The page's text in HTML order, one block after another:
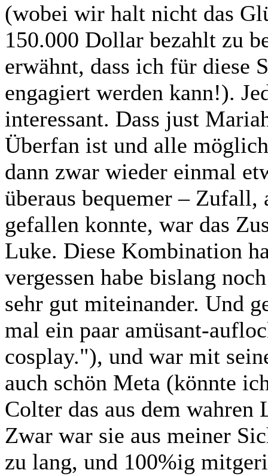
(wobei wir halt nicht das
150.000 Dollar bezahlt zu
erwähnt, dass ich für diese
engagiert werden kann!).
interessant. Dass just
Überfan ist und alle
dann zwar wieder einmal
überaus bequemer – Zufall,
gefallen konnte, war das
Luke. Diese Kombination
vergessen habe bislang
sehr gut miteinander. Und
mal ein paar amüsant-
cosplay."), und war mit
auch schön Meta (könnte
Colter das aus dem wahren
Zwar war sie aus meiner
zu lang, und 100%ig